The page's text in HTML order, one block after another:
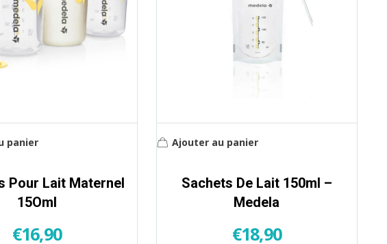
Pour Lait Maternel
15Oml
€16,90
panier
Sachets De Lait 150ml –
Medela
€18,90
Ajouter au panier